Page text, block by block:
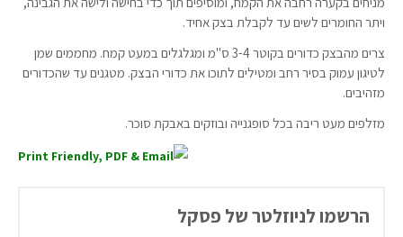
ויתר החומרים לשים עד לקבלת בצק אחיד.
צרים מהבצק כדורים בקוטר 3-4 ס"מ ומגלגלים במעט קמח. מחממים שמן
לטיגון עמוק בסיר רחב ומטילים לתוכו את כדורי הבצק. מטגנים עד שהכדורים
מזהיבים.
מזלפים מעט ריבה בכל סופגנייה ובוזקים באבקת סוכר.
הרשמו לניוזלטר של פסקל